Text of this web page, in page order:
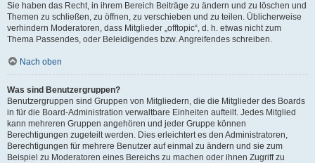
Sie haben das Recht, in ihrem Bereich Beiträge zu ändern und zu löschen und
Themen zu schließen, zu öffnen, zu verschieben und zu teilen. Üblicherweise
verhindern Moderatoren, dass Mitglieder „offtopic“, d. h. etwas nicht zum
Thema Passendes, oder Beleidigendes bzw. Angreifendes schreiben.
Nach oben
Was sind Benutzergruppen?
Benutzergruppen sind Gruppen von Mitgliedern, die die Mitglieder des Boards
in für die Board-Administration verwaltbare Einheiten aufteilt. Jedes Mitglied
kann mehreren Gruppen angehören und jeder Gruppe können
Berechtigungen zugeteilt werden. Dies erleichtert es den Administratoren,
Berechtigungen für mehrere Benutzer auf einmal zu ändern und sie zum
Beispiel zu Moderatoren eines Bereichs zu machen oder ihnen Zugriff zu